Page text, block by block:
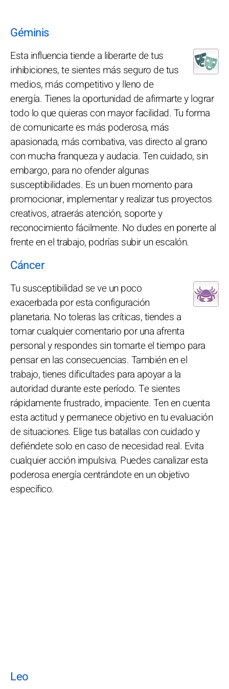
Géminis
Esta influencia tiende a liberarte de tus
inhibiciones, te sientes más seguro de tus
medios, más competitivo y lleno de
energía. Tienes la oportunidad de afirmarte y lograr
todo lo que quieras con mayor facilidad. Tu forma
de comunicarte es más poderosa, más
apasionada, más combativa, vas directo al grano
con mucha franqueza y audacia. Ten cuidado, sin
embargo, para no ofender algunas
susceptibilidades. Es un buen momento para
promocionar, implementar y realizar tus proyectos
creativos, atraerás atención, soporte y
reconocimiento fácilmente. No dudes en ponerte al
frente en el trabajo, podrías subir un escalón.
Cáncer
Tu susceptibilidad se ve un poco
exacerbada por esta configuración
planetaria. No toleras las críticas, tiendes a
tomar cualquier comentario por una afrenta
personal y respondes sin tomarte el tiempo para
pensar en las consecuencias. También en el
trabajo, tienes dificultades para apoyar a la
autoridad durante este período. Te sientes
rápidamente frustrado, impaciente. Ten en cuenta
esta actitud y permanece objetivo en tu evaluación
de situaciones. Elige tus batallas con cuidado y
defiéndete solo en caso de necesidad real. Evita
cualquier acción impulsiva. Puedes canalizar esta
poderosa energía centrándote en un objetivo
específico.
Leo